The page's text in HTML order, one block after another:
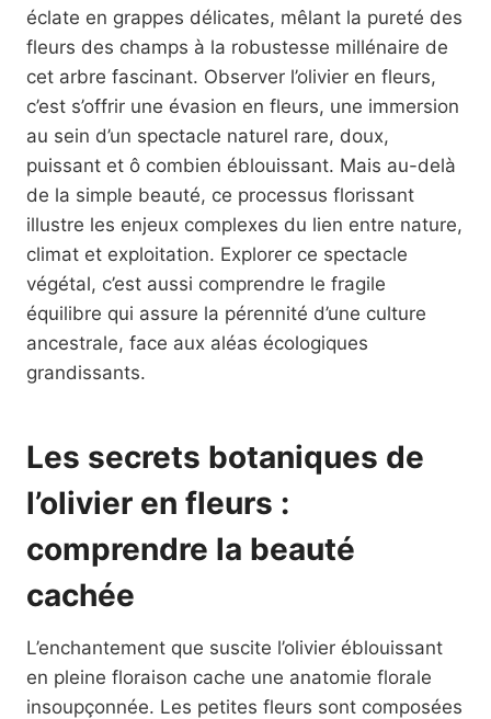
éclate en grappes délicates, mêlant la pureté des
fleurs des champs à la robustesse millénaire de
cet arbre fascinant. Observer l’olivier en fleurs,
c’est s’offrir une évasion en fleurs, une immersion
au sein d’un spectacle naturel rare, doux,
puissant et ô combien éblouissant. Mais au-delà
de la simple beauté, ce processus florissant
illustre les enjeux complexes du lien entre nature,
climat et exploitation. Explorer ce spectacle
végétal, c’est aussi comprendre le fragile
équilibre qui assure la pérennité d’une culture
ancestrale, face aux aléas écologiques
grandissants.
Les secrets botaniques de
l’olivier en fleurs :
comprendre la beauté
cachée
L’enchantement que suscite l’olivier éblouissant
en pleine floraison cache une anatomie florale
insoupçonnée. Les petites fleurs sont composées